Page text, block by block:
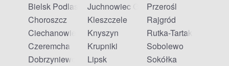
Bielsk Podlaski
Choroszcz
Ciechanowiec
Czeremcha
Dobrzyniewo Duże
Juchnowiec Górny
Kleszczele
Knyszyn
Krupniki
Lipsk
Przerośl
Rajgród
Rutka-Tartak
Sobolewo
Sokółka